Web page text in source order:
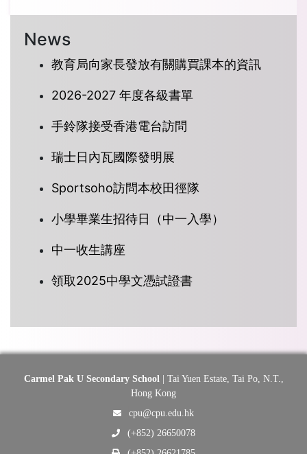
News
教育局向家長發放有關購買課本的資訊
2026-2027 年度各級書單
手鈴隊接受香港電台訪問
瑞士日內瓦國際發明展
Sportsoho訪問本校田徑隊
小學畢業生招待日（中一入學）
中一收生講座
領取2025中學文憑試證書
Carmel Pak U Secondary School| Tai Yuen Estate, Tai Po, N.T.,
Hong Kong
cpu@cpu.edu.hk
(+852) 26650078